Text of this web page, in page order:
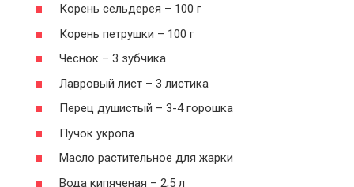
Корень сельдерея – 100 г
Корень петрушки – 100 г
Чеснок – 3 зубчика
Лавровый лист – 3 листика
Перец душистый – 3-4 горошка
Пучок укропа
Масло растительное для жарки
Вода кипяченая – 2,5 л